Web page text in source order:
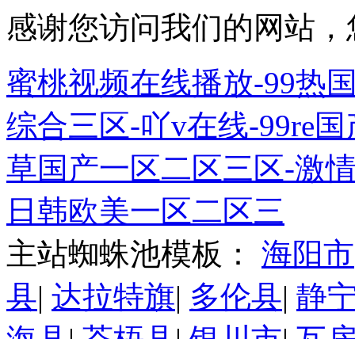
感谢您访问我们的网站
蜜桃视频在线播放-99热
综合三区-吖v在线-99re
草国产一区二区三区-激
日韩欧美一区二区三
主站蜘蛛池模板： 海阳市
县| 达拉特旗| 多伦县| 静